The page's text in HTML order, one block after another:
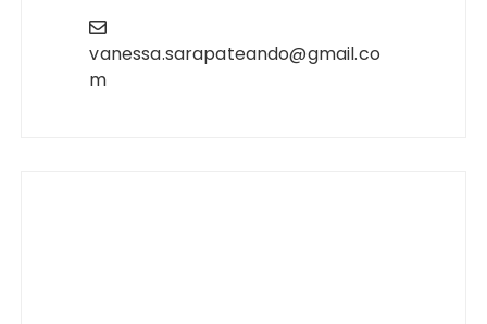
vanessa.sarapateando@gmail.co
m